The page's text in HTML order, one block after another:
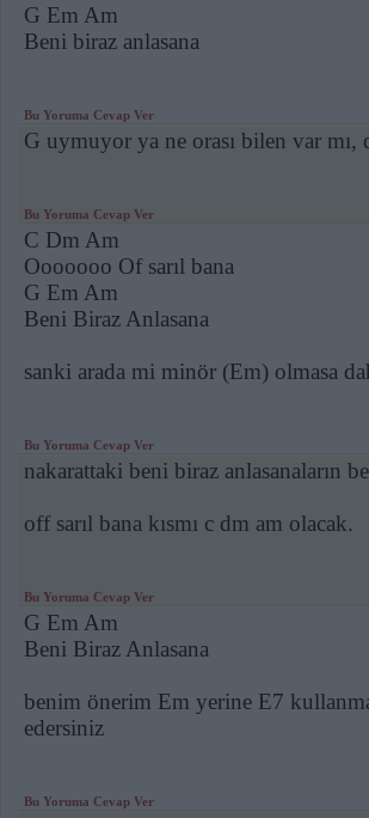
G Em Am
Beni biraz anlasana
Bu Yoruma Cevap Ver
G uymuyor ya ne orası bilen var
Bu Yoruma Cevap Ver
C Dm Am
Ooooooo Of sarıl bana
G Em Am
Beni Biraz Anlasana
sanki arada mi minör (Em) olmasa
Bu Yoruma Cevap Ver
nakarattaki beni biraz anlasanaların
off sarıl bana kısmı c dm am olacak.
Bu Yoruma Cevap Ver
G Em Am
Beni Biraz Anlasana
benim önerim Em yerine E7
edersiniz
Bu Yoruma Cevap Ver